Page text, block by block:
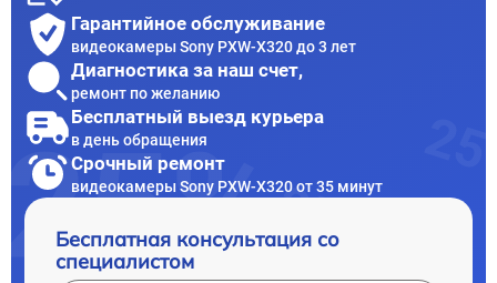
Гарантийное обслуживание
видеокамеры Sony PXW-X320 до 3 лет
Диагностика за наш счет,
ремонт по желанию
Бесплатный выезд курьера
в день обращения
Срочный ремонт
видеокамеры Sony PXW-X320 от 35 минут
Бесплатная консультация со
специалистом